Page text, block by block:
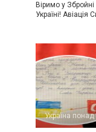
Віримо у
Україні!
Україна понад